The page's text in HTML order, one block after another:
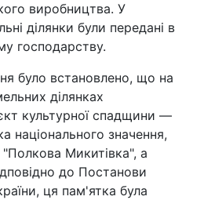
виробництва. У
ділянки були передані в
господарству.
було встановлено, що на
ділянках
культурної спадщини —
національного значення,
Микитівка", а
до Постанови
ця пам'ятка була